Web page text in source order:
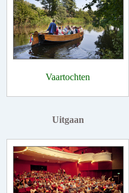
Vaartochten
Uitgaan